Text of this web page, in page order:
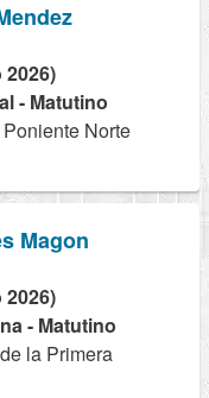
- Matutino
Norte
Magon
- Matutino
la Primera